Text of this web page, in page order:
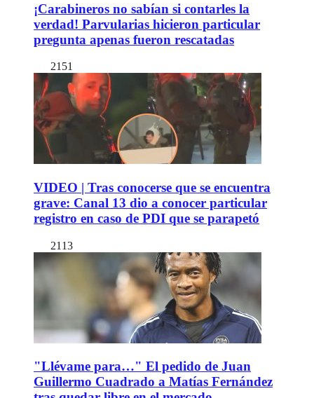
¡Carabineros no sabían si contarles la
verdad! Parvularias hicieron particular
pregunta apenas fueron rescatadas
2151
VIDEO | Tras conocerse que se encuentra
grave: Canal 13 dio a conocer particular
registro en caso de PDI que se parapetó
2113
"Llévame para…" El pedido de Juan
Guillermo Cuadrado a Matías Fernández